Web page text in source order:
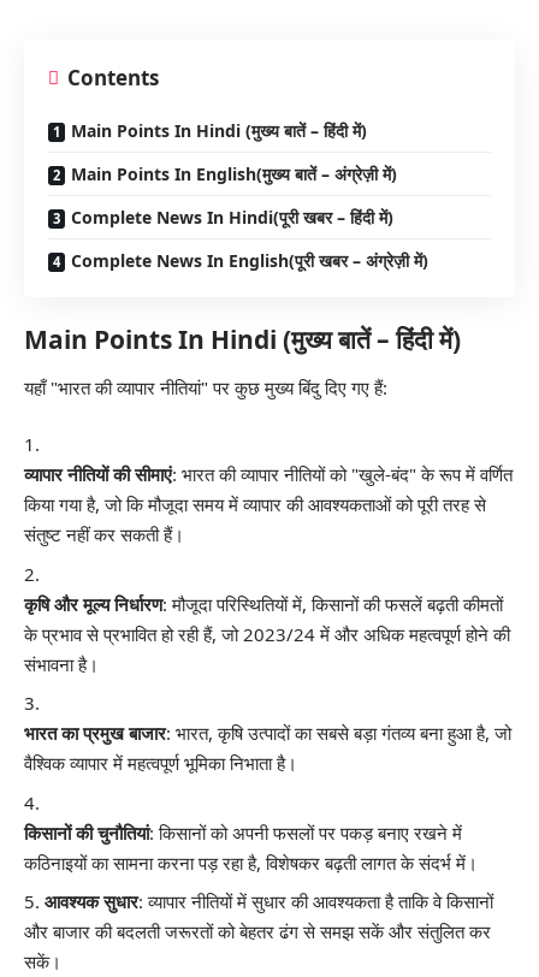
Contents
Main Points In Hindi (मुख्य बातें – हिंदी में)
Main Points In English(मुख्य बातें – अंग्रेज़ी में)
Complete News In Hindi(पूरी खबर – हिंदी में)
Complete News In English(पूरी खबर – अंग्रेज़ी में)
Main Points In Hindi (मुख्य बातें – हिंदी में)
यहाँ "भारत की व्यापार नीतियां" पर कुछ मुख्य बिंदु दिए गए हैं:
व्यापार नीतियों की सीमाएं: भारत की व्यापार नीतियों को "खुले-बंद" के रूप में वर्णित
किया गया है, जो कि मौजूदा समय में व्यापार की आवश्यकताओं को पूरी तरह से
संतुष्ट नहीं कर सकती हैं।
कृषि और मूल्य निर्धारण: मौजूदा परिस्थितियों में, किसानों की फसलें बढ़ती कीमतों
के प्रभाव से प्रभावित हो रही हैं, जो 2023/24 में और अधिक महत्वपूर्ण होने की
संभावना है।
भारत का प्रमुख बाजार: भारत, कृषि उत्पादों का सबसे बड़ा गंतव्य बना हुआ है, जो
वैश्विक व्यापार में महत्वपूर्ण भूमिका निभाता है।
किसानों की चुनौतियां: किसानों को अपनी फसलों पर पकड़ बनाए रखने में
कठिनाइयों का सामना करना पड़ रहा है, विशेषकर बढ़ती लागत के संदर्भ में।
आवश्यक सुधार: व्यापार नीतियों में सुधार की आवश्यकता है ताकि वे किसानों
और बाजार की बदलती जरूरतों को बेहतर ढंग से समझ सकें और संतुलित कर
सकें।